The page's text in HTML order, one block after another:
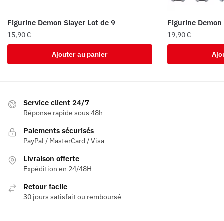
Figurine Demon Slayer Lot de 9
15,90€
Ajouter au panier
Figurine
19,90€
Service client 24/7
Réponse rapide sous 48h
Paiements sécurisés
PayPal / MasterCard / Visa
Livraison offerte
Expédition en 24/48H
Retour facile
30 jours satisfait ou remboursé